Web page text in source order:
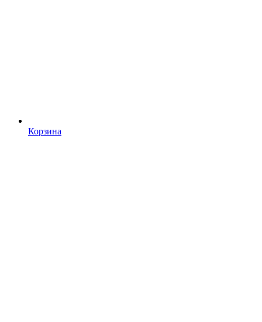
Корзина